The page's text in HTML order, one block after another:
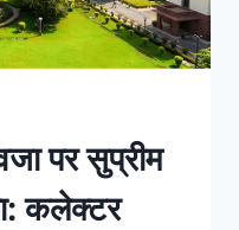
पर सुप्रीम
कलेक्टर